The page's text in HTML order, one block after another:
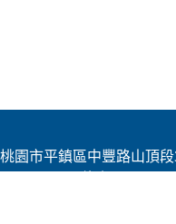
園市平鎮區中豐路山頂段